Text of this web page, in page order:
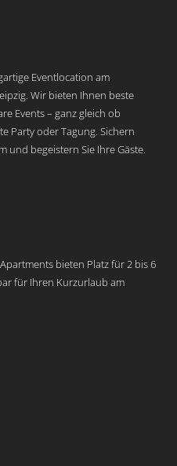
Eventlocation am
Wir bieten Ihnen beste
Events – ganz gleich ob
Party oder Tagung. Sichern
und begeistern Sie Ihre Gäste.
bieten Platz für 2 bis 6
für Ihren Kurzurlaub am